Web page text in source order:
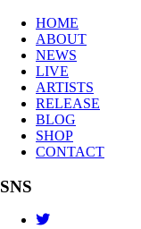
HOME
ABOUT
NEWS
LIVE
ARTISTS
RELEASE
BLOG
SHOP
CONTACT
SNS